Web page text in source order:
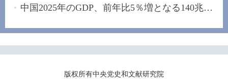
中国2025年のGDP、前年比5％増となる140兆元の大...
版权所有中央党史和文献研究院